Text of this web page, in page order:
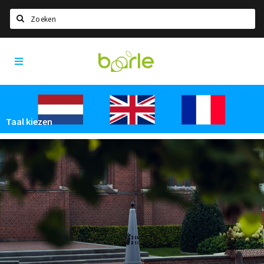
Home
Informatie
Over Baarle
Geschiedenis
Visit Baarle Shop
Enclavebon
Nieuws
Agenda
Deals
Visit
Baarle
Taal kiezen